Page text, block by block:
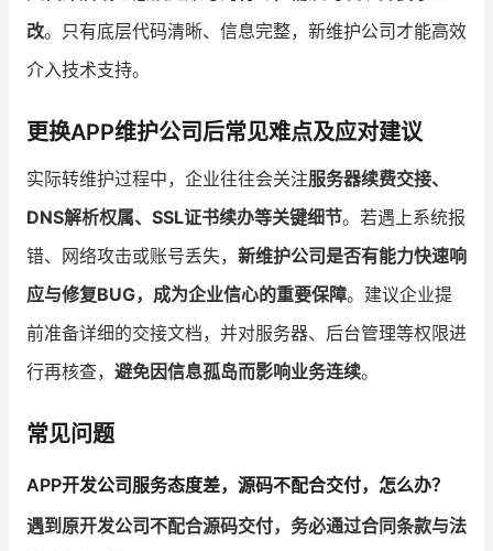
改。只有底层代码清晰、信息完整，新维护公司才能高效
介入技术支持。
更换APP维护公司后常见难点及应对建议
实际转维护过程中，企业往往会关注服务器续费交接、
DNS解析权属、SSL证书续办等关键细节。若遇上系统报
错、网络攻击或账号丢失， 新维护公司是否有能力快速响
应与修复BUG，成为企业信心的重要保障。建议企业提
前准备详细的交接文档，并对服务器、后台管理等权限进
行再核查， 避免因信息孤岛而影响业务连续。
常见问题
APP开发公司服务态度差，源码不配合交付，怎么办？
遇到原开发公司不配合源码交付，务必通过合同条款与法